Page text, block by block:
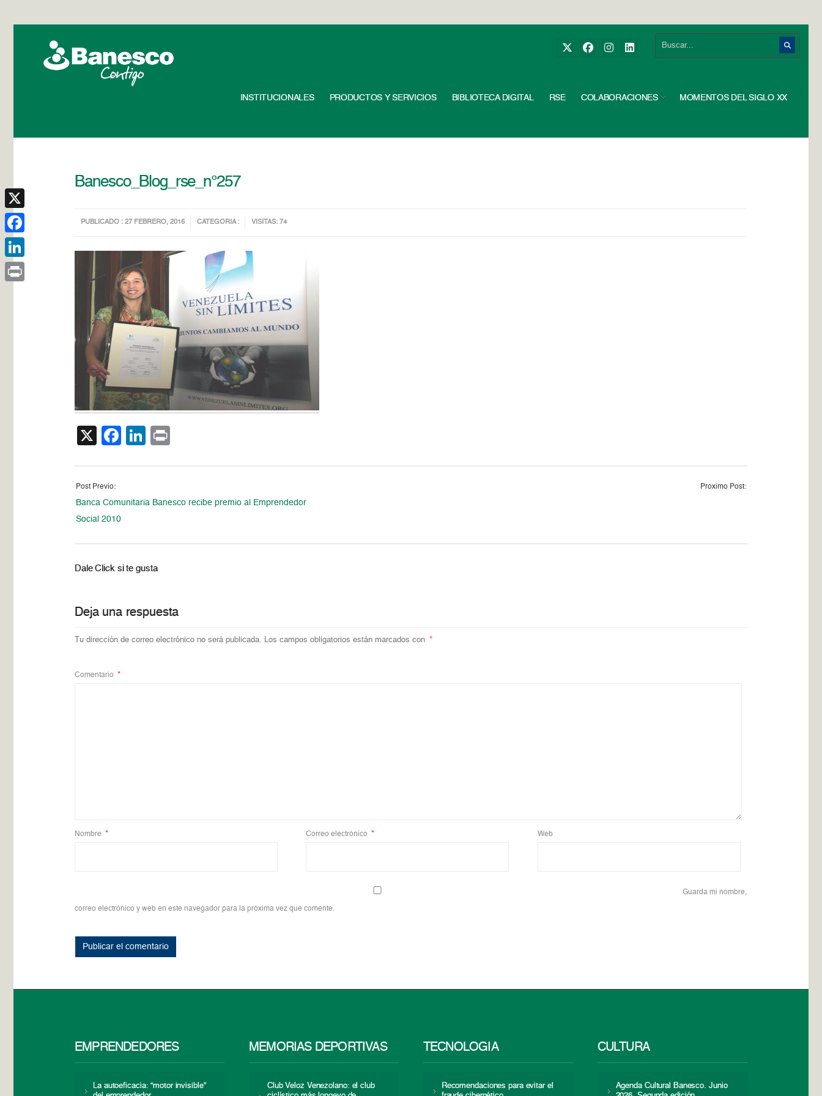
INSTITUCIONALES PRODUCTOS Y SERVICIOS BIBLIOTECA DIGITAL RSE COLABORACIONES MOMENTOS DEL SIGLO XX
Banesco_Blog_rse_n°257
PUBLICADO : 27 FEBRERO, 2016 CATEGORIA : VISITAS: 74
X Facebook
LinkedIn
Post Previo:
Banca Comunitaria Banesco recibe premio al Emprendedor
Social 2010
Proximo Post:
Dale Click si te gusta
Deja una respuesta
Tu dirección de correo electrónico no será publicada. Los campos obligatorios están marcados con *
Comentario *
Nombre * Correo electrónico * Web
Guarda mi nombre,
correo electrónico y web en este navegador para la próxima vez que comente.
EMPRENDEDORES
La autoeficacia: “motor invisible”
MEMORIAS DEPORTIVAS
Club Veloz Venezolano: el club
TECNOLOGÍA
Recomendaciones para evitar el
CULTURA
Agenda Cultural Banesco. Junio
X
Facebook
LinkedIn